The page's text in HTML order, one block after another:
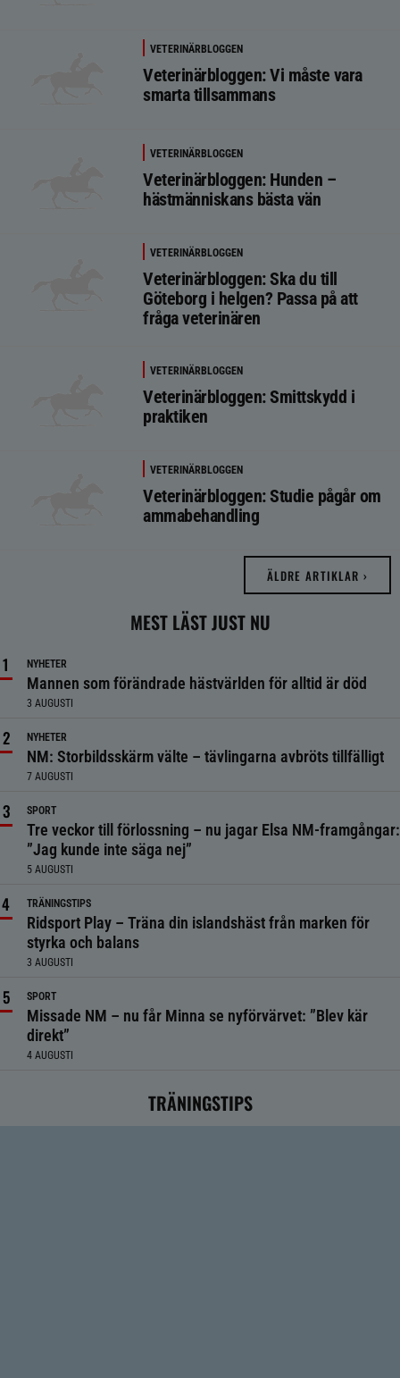
VETERINÄRBLOGGEN
Veterinärbloggen: Vi måste vara
smarta tillsammans
VETERINÄRBLOGGEN
Veterinärbloggen: Hunden –
hästmänniskans bästa vän
VETERINÄRBLOGGEN
Veterinärbloggen: Ska du till
Göteborg i helgen? Passa på att
fråga veterinären
VETERINÄRBLOGGEN
Veterinärbloggen: Smittskydd i
praktiken
VETERINÄRBLOGGEN
Veterinärbloggen: Studie pågår om
ammabehandling
ÄLDRE ARTIKLAR ›
MEST LÄST JUST NU
NYHETER
Mannen som förändrade hästvärlden för alltid är död
3 AUGUSTI
NYHETER
NM: Storbildsskärm välte – tävlingarna avbröts tillfälligt
7 AUGUSTI
SPORT
Tre veckor till förlossning – nu jagar Elsa NM-framgångar:
”Jag kunde inte säga nej”
5 AUGUSTI
TRÄNINGSTIPS
Ridsport Play – Träna din islandshäst från marken för
styrka och balans
3 AUGUSTI
SPORT
Missade NM – nu får Minna se nyförvärvet: ”Blev kär
direkt”
4 AUGUSTI
TRÄNINGSTIPS